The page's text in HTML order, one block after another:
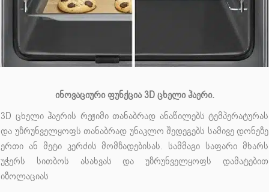
ინოვაციური ფუნქცია 3D ცხელი ჰაერი.
3D ცხელი ჰაერის რეჟიმი თანაბრად ანაწილებს ტემპერატურას
და უზრუნველყოფს თანაბრად უნაკლო შედეგებს სამივე დონეზე
ერთი ან მეტი კერძის მომზადებისას. სამმაგი საფარი მხარს
უჭერს სითბოს ასახვას და უზრუნველყოფს დამატებით
იზოლაციას